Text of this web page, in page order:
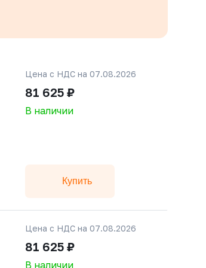
Цена с НДС на 07.08.2026
81 625 ₽
В наличии
Купить
Цена с НДС на 07.08.2026
81 625 ₽
В наличии